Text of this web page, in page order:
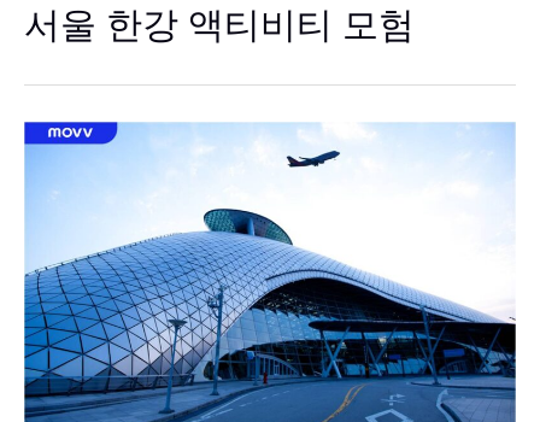
기
는
한
비
티
모
험
서울 한강 액티비티 모험